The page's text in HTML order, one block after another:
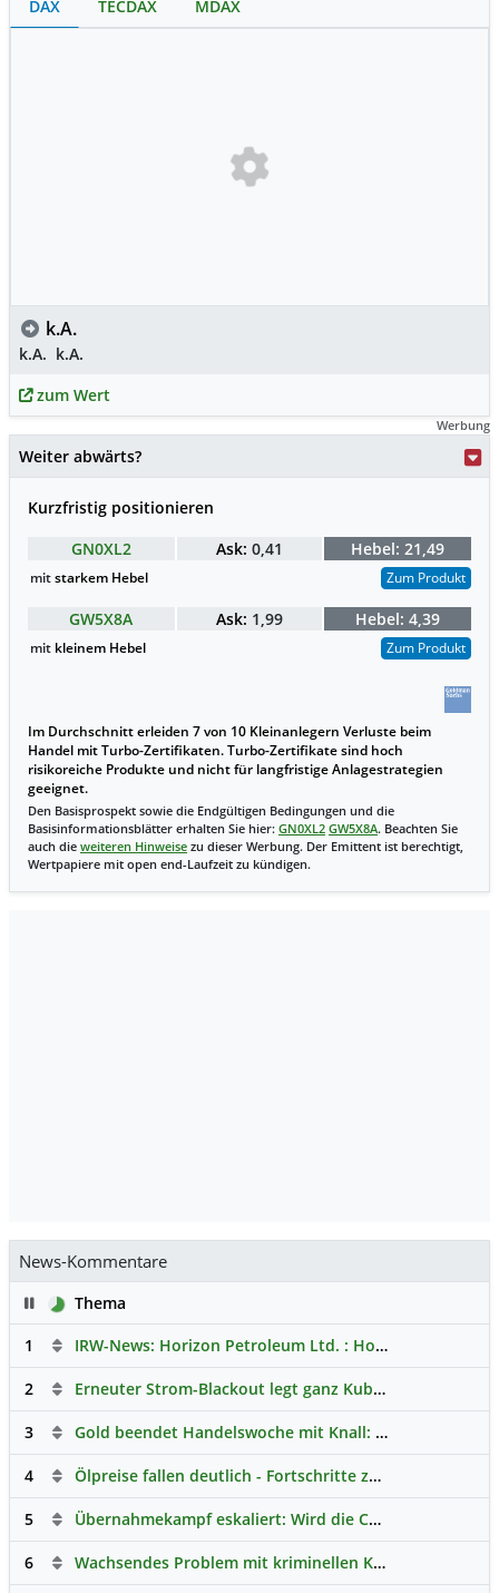
DAX TECDAX MDAX
k.A.
k.A. k.A.
zum Wert
Werbung
Weiter abwärts?
Kurzfristig positionieren
GN0XL2
Ask: 0,41 Hebel: 21,49
mitstarkem Hebel Zum Produkt
GW5X8A Ask: 1,99 Hebel: 4,39
mit kleinem Hebel Zum Produkt
Im Durchschnitt erleiden 7 von 10 Kleinanlegern Verluste beim
Handel mit Turbo-Zertifikaten. Turbo-Zertifikate sind hoch
risikoreiche Produkte und nicht für langfristige Anlagestrategien
geeignet.
Den Basisprospekt sowie die Endgültigen Bedingungen und die
Basisinformationsblätter erhalten Sie hier: GN0XL2 GW5X8A. Beachten Sie
auch die weiteren Hinweise zu dieser Werbung. Der Emittent ist berechtigt,
Wertpapiere mit open end-Laufzeit zu kündigen.
News-Kommentare
PauseThema
1
IRW-News: Horizon Petroleum Ltd. : Horizon Petroleum beginnt mit der Testförderung im Projekt Lachowice in Polen und schließt die Platzierung einer überzeichneten Wandelanleihe ab
2 Erneuter Strom-Blackout legt ganz Kuba lahm
3 Gold beendet Handelswoche mit Knall: Barrick Mining – Ist diese Aktie wieder ein Kauf?
4 Ölpreise fallen deutlich - Fortschritte zwischen USA und Iran belasten
5 Übernahmekampf eskaliert: Wird die Commerzbank italienisch?
6 Wachsendes Problem mit kriminellen Kunden im Online-Handel